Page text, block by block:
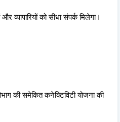
व्यापारियों को सीधा संपर्क मिलेगा।
की समेकित कनेक्टिविटी योजना की